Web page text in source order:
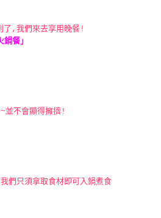
了,我們來去享用晚餐!
鍋餐」
並不會顯得擁擠!
們只須拿取食材即可入鍋煮食